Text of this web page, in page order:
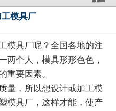
模具厂
模具厂呢？全国各地的注
两个人，模具形形色色，
重要因素。
量，所以想设计或加工模
模具厂，这样才能，使产